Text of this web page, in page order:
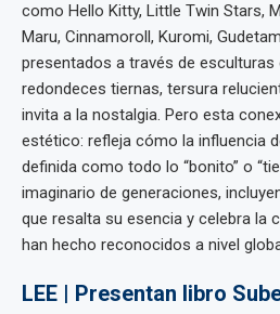
como Hello Kitty, Little Twin Stars,
Maru, Cinnamoroll, Kuromi,
presentados a través de
redondeces tiernas, tersura
invita a la nostalgia. Pero esta
estético: refleja cómo la influencia
definida como todo lo “bonito” o
imaginario de generaciones,
que resalta su esencia y celebra la
han hecho reconocidos a nivel
LEE | Presentan libro